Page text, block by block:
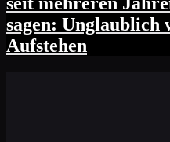
sagen: Unglaublich
Aufstehen